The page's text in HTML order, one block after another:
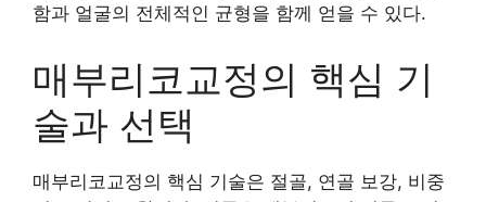
함과 얼굴의 전체적인 균형을 함께 얻을 수 있다.
매부리코교정의 핵심 기
술과 선택
매부리코교정의 핵심 기술은 절골, 연골 보강, 비중